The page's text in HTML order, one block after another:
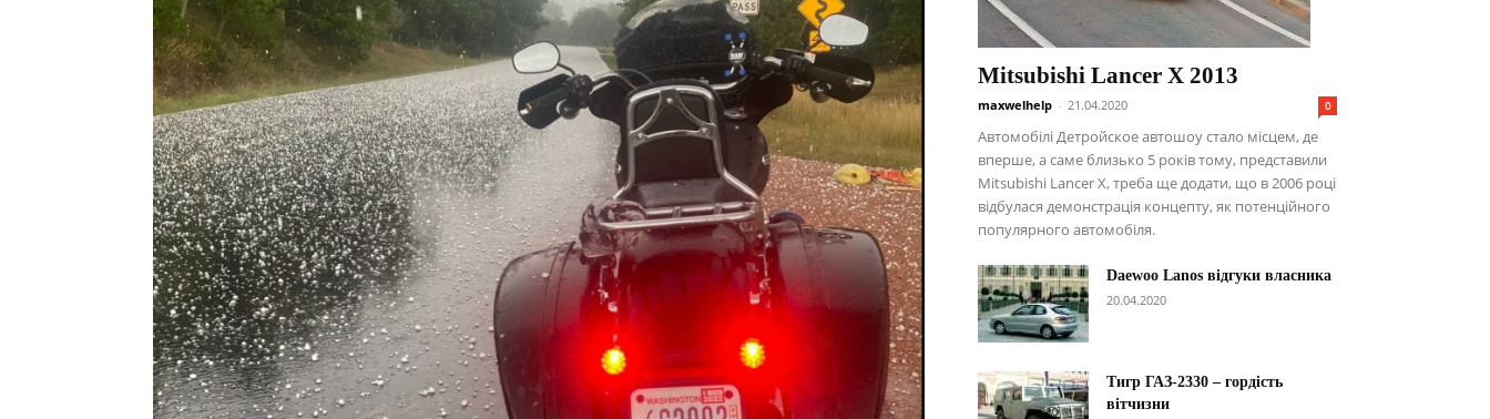
Mitsubishi Lancer X 2013
maxwelhelp - 21.04.2020 0
Автомобілі Детройское автошоу стало місцем, де
вперше, а саме близько 5 років тому, представили
Mitsubishi Lancer X, треба ще додати, що в 2006 році
відбулася демонстрація концепту, як потенційного
популярного автомобіля.
Daewoo Lanos відгуки власника
20.04.2020
Тигр ГАЗ-2330 – гордість
вітчизни